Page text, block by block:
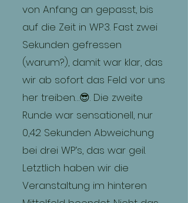
von Anfang an gepasst, bis
auf die Zeit in WP3. Fast zwei
Sekunden gefressen
(warum?), damit war klar, das
wir ab sofort das Feld vor uns
her treiben…😎. Die zweite
Runde war sensationell, nur
0,42 Sekunden Abweichung
bei drei WP‘s, das war geil.
Letztlich haben wir die
Veranstaltung im hinteren